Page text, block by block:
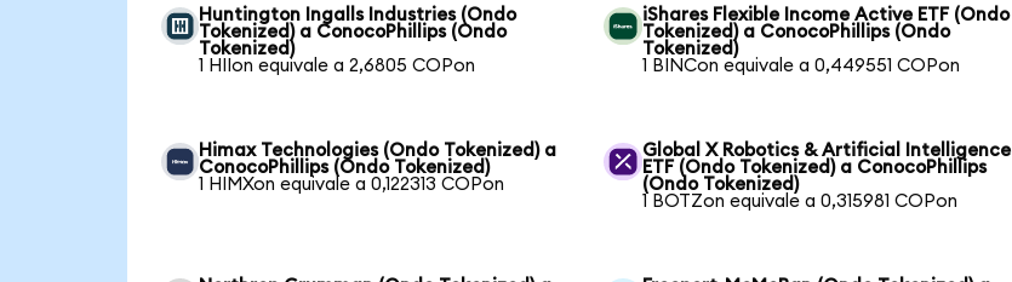
Huntington Ingalls Industries (Ondo
Tokenized) a ConocoPhillips (Ondo
Tokenized)
1 HIIon equivale a 2,6805 COPon
iShares Flexible Income Active ETF (Ondo
Tokenized) a ConocoPhillips (Ondo
Tokenized)
1 BINCon equivale a 0,449551 COPon
Himax Technologies (Ondo Tokenized) a
ConocoPhillips (Ondo Tokenized)
1 HIMXon equivale a 0,122313 COPon
Global X Robotics & Artificial Intelligence
ETF (Ondo Tokenized) a ConocoPhillips
(Ondo Tokenized)
1 BOTZon equivale a 0,315981 COPon